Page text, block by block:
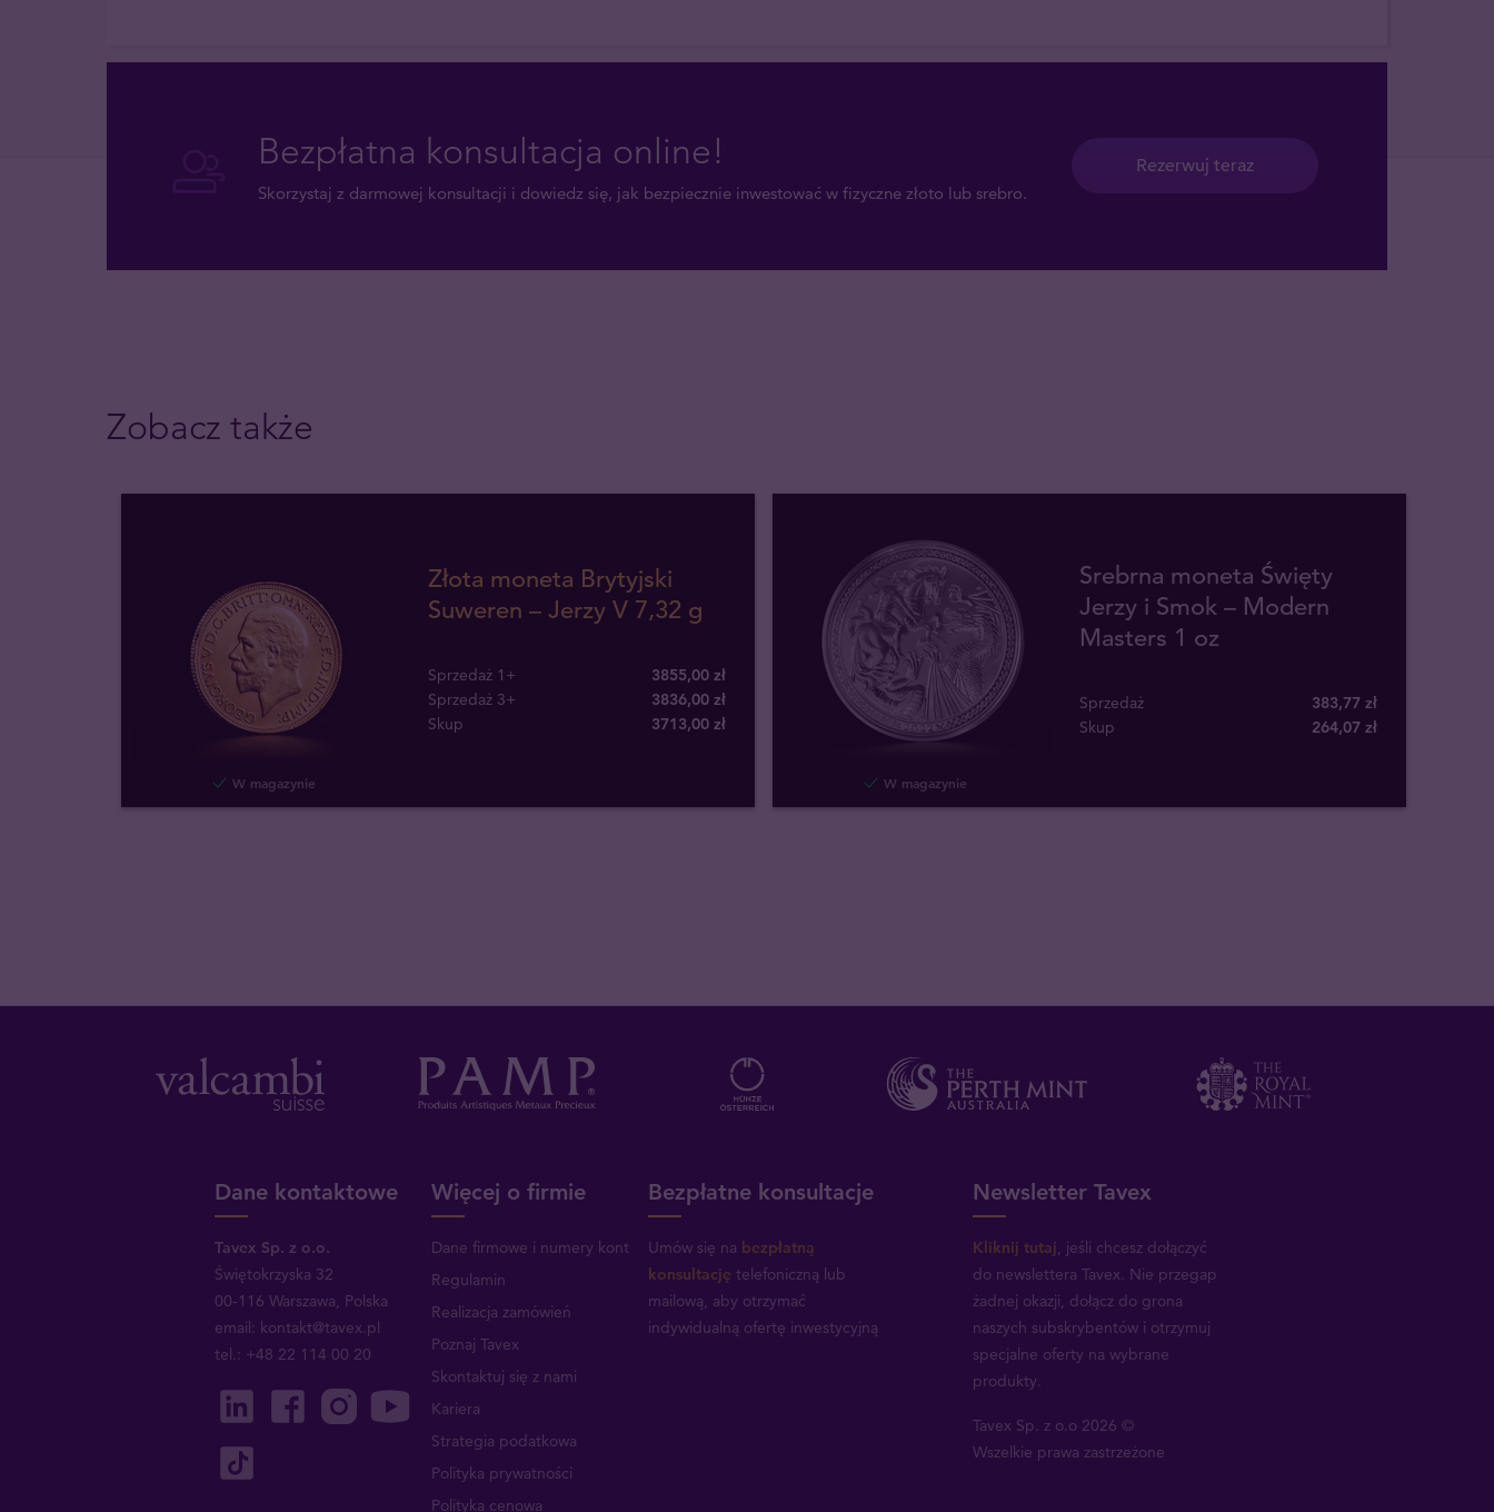
Bezpłatna konsultacja online!
Skorzystaj z darmowej konsultacji i dowiedz się, jak bezpiecznie inwestować w fizyczne złoto lub srebro.
Rezerwuj teraz
Zobacz także
W magazynie
Złota moneta Brytyjski
Suweren – Jerzy V 7,32 g
Sprzedaż 1+
3855,00 zł
Sprzedaż 3+
3836,00 zł
Skup
3713,00 zł
W magazynie
Srebrna moneta Święty
Jerzy i Smok – Modern
Masters 1 oz
Sprzedaż
383,77 zł
Skup
264,07 zł
Dane kontaktowe
Tavex Sp. z o.o.
Świętokrzyska 32
00-116 Warszawa, Polska
email: kontakt@tavex.pl
tel.: +48 22 114 00 20
Więcej o firmie
Dane firmowe i numery kont
Regulamin
Realizacja zamówień
Poznaj Tavex
Skontaktuj się z nami
Kariera
Strategia podatkowa
Polityka prywatności
Polityka cenowa
Bezpłatne konsultacje
Umów się na bezpłatną
konsultację telefoniczną lub
mailową, aby otrzymać
indywidualną ofertę inwestycyjną
Newsletter Tavex
Kliknij tutaj , jeśli chcesz dołączyć
do newslettera Tavex. Nie przegap
żadnej okazji, dołącz do grona
naszych subskrybentów i otrzymuj
specjalne oferty na wybrane
produkty.
Tavex Sp. z o.o 2026 ©
Wszelkie prawa zastrzeżone